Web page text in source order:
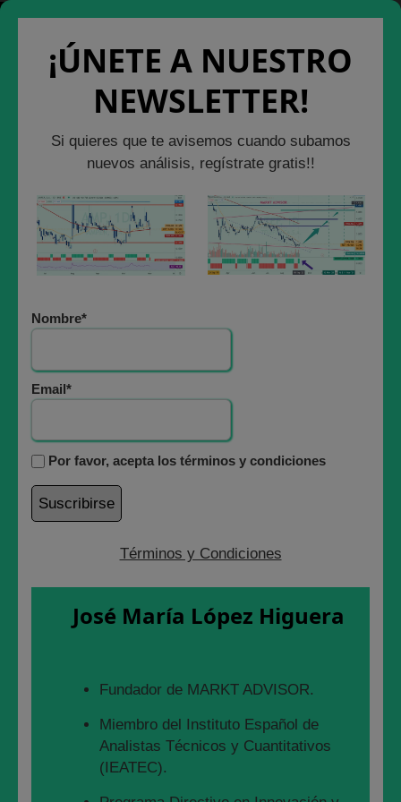
Saltar
ANÁLISIS BURSÁTIL
20 INDICIOS de una
CRISIS en BOLSA en
2022
añadido como veréis además la pandemia del COVID
1- El SP500 ha cerrado en máximos históricos 69
2- Si quitas las FAANG en realidad el NASDAQ ha
bajado un 20% este año.
¡ÚNETE A NUESTRO
NEWSLETTER!
Si quieres que te avisemos cuando subamos
nuevos análisis, regístrate gratis!!
Nombre*
Email*
Por favor, acepta los términos y condiciones
Términos y Condiciones
José María López Higuera
Fundador de MARKT ADVISOR.
Miembro del Instituto Español de
Analistas Técnicos y Cuantitativos
(IEATEC).
Cerrar Ventana